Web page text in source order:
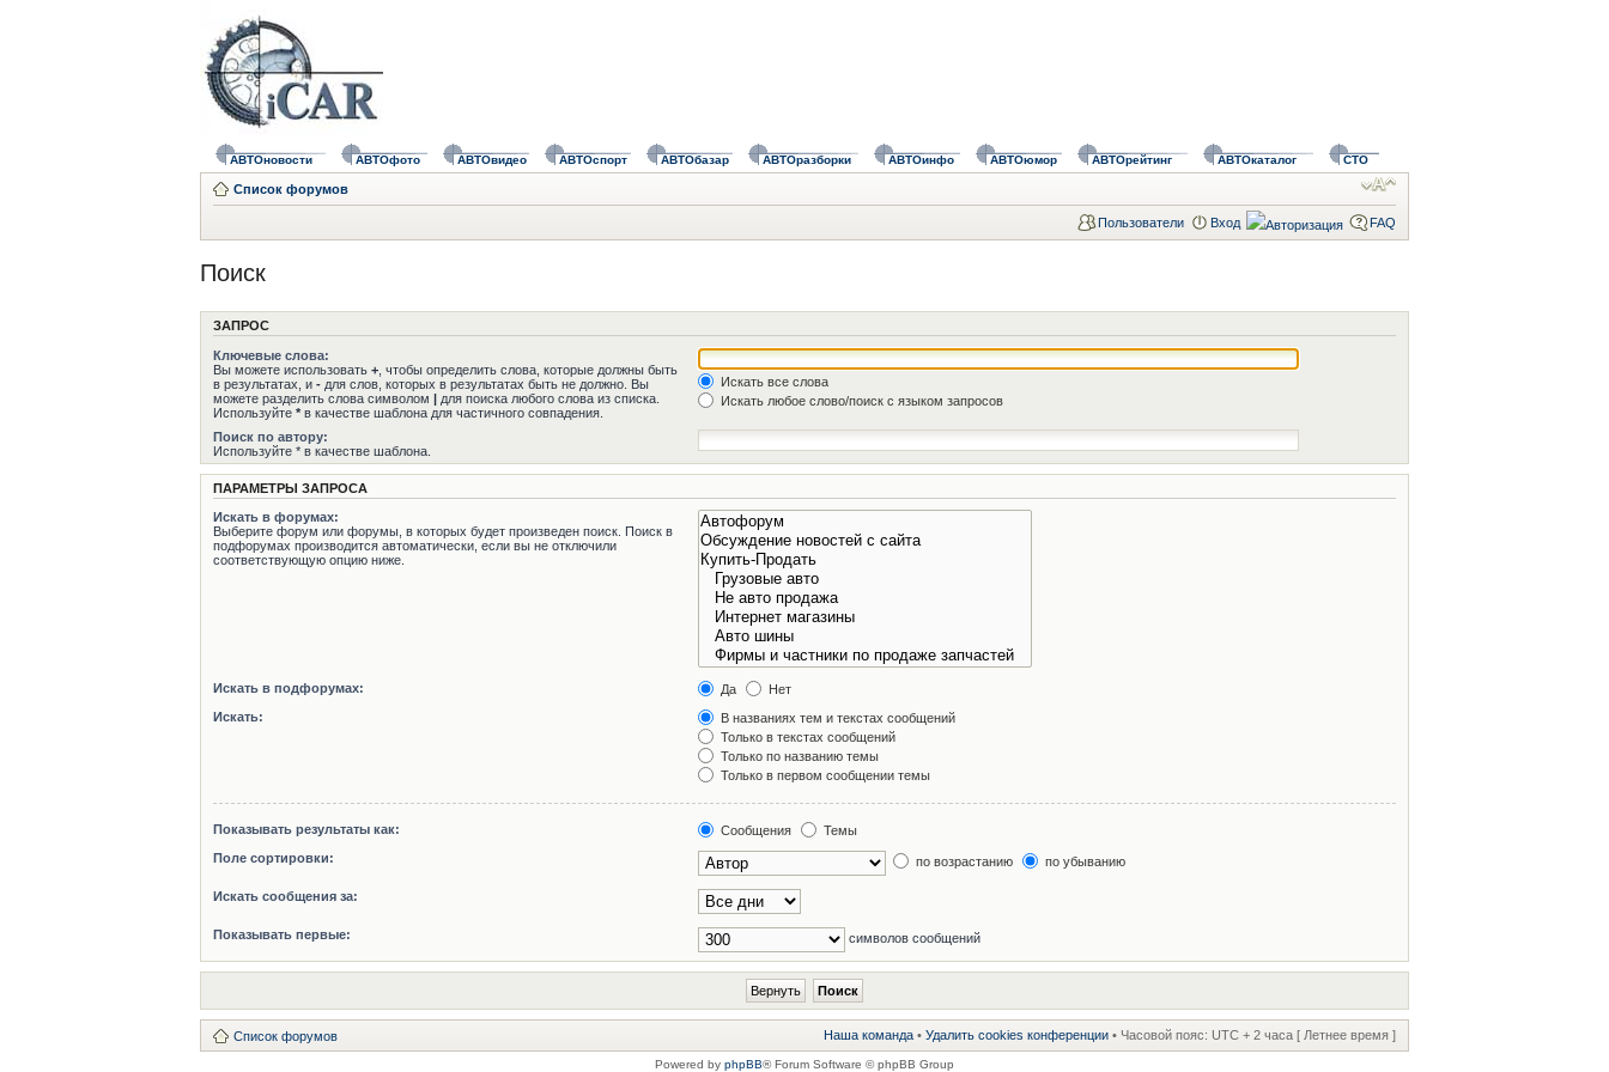
АВТОновости АВТОфото АВТОвидео АВТОспорт АВТОбазар АВТОразборки АВТОинфо АВТОюмор АВТОрейтинг АВТОкаталог СТО
Список форумов
Пользователи Вход FAQ
Поиск
ЗАПРОС
Ключевые слова:
Вы можете использовать + , чтобы определить слова, которые должны быть
в результатах, и - для слов, которых в результатах быть не должно. Вы
можете разделить слова символом | для поиска любого слова из списка.
Используйте * в качестве шаблона для частичного совпадения.
Искать все слова
Искать любое слово/поиск с языком запросов
Поиск по автору:
Используйте * в качестве шаблона.
ПАРАМЕТРЫ ЗАПРОСА
Искать в форумах:
Выберите форум или форумы, в которых будет произведен поиск. Поиск в
подфорумах производится автоматически, если вы не отключили
соответствующую опцию ниже.
Искать в подфорумах: Да
Нет
Искать:
В названиях тем и текстах сообщений
Только в текстах сообщений
Только по названию темы
Только в первом сообщении темы
Показывать результаты как: Сообщения
Темы
Поле сортировки:
по возрастанию по убыванию
Искать сообщения за:
Показывать первые: символов сообщений
Список форумов Наша команда • Удалить cookies конференции • Часовой пояс: UTC + 2 часа [ Летнее время ]
Powered by phpBB® Forum Software © phpBB Group